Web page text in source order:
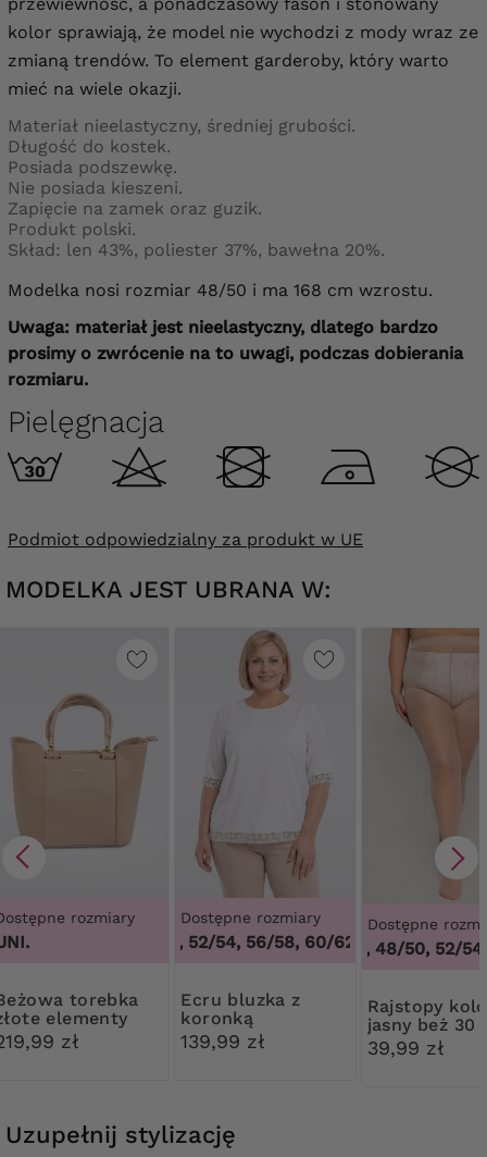
kolor sprawiają, że model nie wychodzi z mody wraz ze
zmianą trendów. To element garderoby, który warto
mieć na wiele okazji.
Materiał nieelastyczny, średniej grubości.
Długość do kostek.
Posiada podszewkę.
Nie posiada kieszeni.
Zapięcie na zamek oraz guzik.
Produkt polski.
Skład: len 43%, poliester 37%, bawełna 20%.
Modelka nosi rozmiar 48/50 i ma 168 cm wzrostu.
Uwaga: materiał jest nieelastyczny, dlatego bardzo
prosimy o zwrócenie na to uwagi, podczas dobierania
rozmiaru.
Pielęgnacja
Podmiot odpowiedzialny za produkt w UE
MODELKA JEST UBRANA W:
rozmiary
elementy
zł
Dostępne rozmiary
48/50, 52/54, 56/58, 60/62, 48/50, 52/54,
Ecru bluzka z
koronką
139,99 zł
Dostępne
44/46, 48/50, 52/54,
Rajstopy kolor
jasny beż 30
Ribessa
39,99 zł
Uzupełnij stylizację